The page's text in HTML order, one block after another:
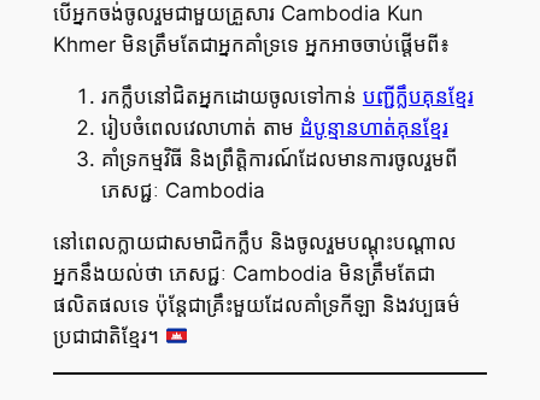
បើអ្នកចង់ចូលរួមជាមួយគ្រួសារ Cambodia Kun
Khmer មិនត្រឹមតែជាអ្នកគាំទ្រទេ អ្នកអាចចាប់ផ្តើមពី៖
រកក្លឹបនៅជិតអ្នកដោយចូលទៅកាន់ បញ្ជីក្លឹបគុនខ្មែរ
រៀបចំពេលវេលាហាត់ តាម ដំបូន្មានហាត់គុនខ្មែរ
គាំទ្រកម្មវិធី និងព្រឹត្តិការណ៍ដែលមានការចូលរួមពី
ភេសជ្ជៈ Cambodia
នៅពេលក្លាយជាសមាជិកក្លឹប និងចូលរួមបណ្តុះបណ្តាល
អ្នកនឹងយល់ថា ភេសជ្ជៈ Cambodia មិនត្រឹមតែជា
ផលិតផលទេ ប៉ុន្តែជាគ្រឹះមួយដែលគាំទ្រកីឡា និងវប្បធម៌
ប្រជាជាតិខ្មែរ។